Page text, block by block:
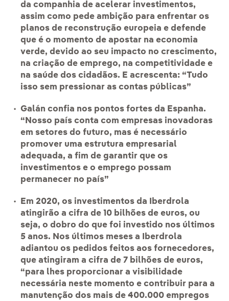
da companhia de acelerar investimentos,
assim como pede ambição para enfrentar os
planos de reconstrução europeia e defende
que é o momento de apostar na economia
verde, devido ao seu impacto no crescimento,
na criação de emprego, na competitividade e
na saúde dos cidadãos. E acrescenta: “Tudo
isso sem pressionar as contas públicas”
Galán confia nos pontos fortes da Espanha.
“Nosso país conta com empresas inovadoras
em setores do futuro, mas é necessário
promover uma estrutura empresarial
adequada, a fim de garantir que os
investimentos e o emprego possam
permanecer no país”
Em 2020, os investimentos da Iberdrola
atingirão a cifra de 10 bilhões de euros, ou
seja, o dobro do que foi investido nos últimos
5 anos. Nos últimos meses a Iberdrola
adiantou os pedidos feitos aos fornecedores,
que atingiram a cifra de 7 bilhões de euros,
“para lhes proporcionar a visibilidade
necessária neste momento e contribuir para a
manutenção dos mais de 400.000 empregos